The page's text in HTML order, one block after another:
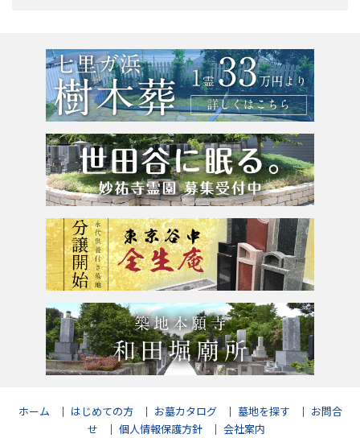
東京都
墓じまい・改葬
粉骨サービス
会社案内
アクセス
よくあるご質問
お問合せ
ホーム はじめての方 お墓カタログ 墓地を探す
お問合
せ
個人情報保護方針 会社案内